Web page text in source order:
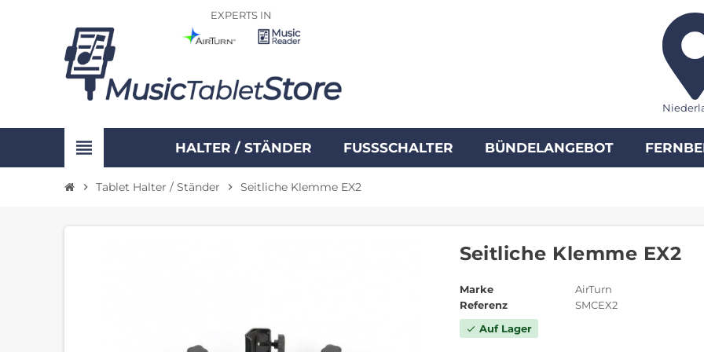
EXPERTS IN
view_headline HALTER / STÄNDER FUSSSCHALTER BÜNDELANGEBOT
chevron_right Tablet Halter / Ständer chevron_right Seitliche Klemme EX2
Seitliche Klemme EX2
Marke
AirTurn
Referenz
SMCEX2
check Auf Lager